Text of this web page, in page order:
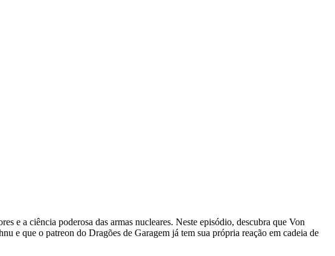
e a ciência poderosa das armas nucleares. Neste episódio, descubra que Von
e que o patreon do Dragões de Garagem já tem sua própria reação em cadeia de